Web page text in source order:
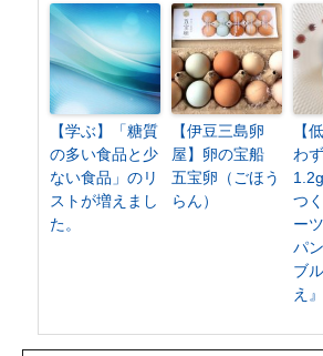
【学ぶ】「糖質
の多い食品と少
ない食品」のリ
ストが増えまし
た。
【伊豆三島卵
屋】卵の宝船
五宝卵（ごほう
らん）
【
わ
つ
ー
パ
ブ
え』